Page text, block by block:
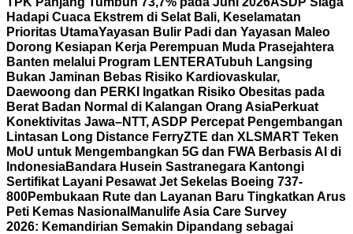
Hadapi Cuaca Ekstrem di Selat Bali, Keselamatan
Prioritas UtamaYayasan Bulir Padi dan Yayasan Maleo
Dorong Kesiapan Kerja Perempuan Muda Prasejahtera
Banten melalui Program LENTERATubuh Langsing
Bukan Jaminan Bebas Risiko Kardiovaskular,
Daewoong dan PERKI Ingatkan Risiko Obesitas pada
Berat Badan Normal di Kalangan Orang AsiaPerkuat
Konektivitas Jawa–NTT, ASDP Percepat Pengembangan
Lintasan Long Distance FerryZTE dan XLSMART Teken
MoU untuk Mengembangkan 5G dan FWA Berbasis AI di
IndonesiaBandara Husein Sastranegara Kantongi
Sertifikat Layani Pesawat Jet Sekelas Boeing 737-
800Pembukaan Rute dan Layanan Baru Tingkatkan Arus
Peti Kemas Nasional Manulife Asia Care Survey
2026: Kemandirian Semakin Dipandang sebagai